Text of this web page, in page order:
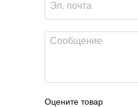
Оцените товар